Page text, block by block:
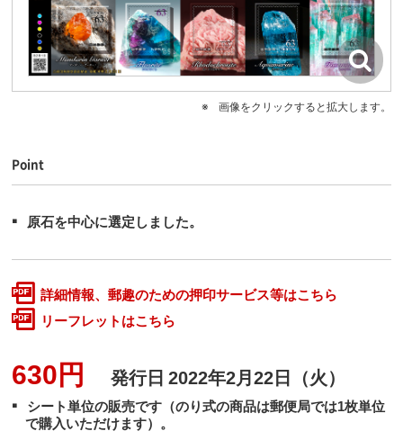
画像をクリックすると拡大します。
Point
原石を中心に選定しました。
詳細情報、郵趣のための押印サービス等はこちら
リーフレットはこちら
630円 発行日 2022年2月22日（火）
シート単位の販売です（のり式の商品は郵便局では1枚単位
で購入いただけます）。